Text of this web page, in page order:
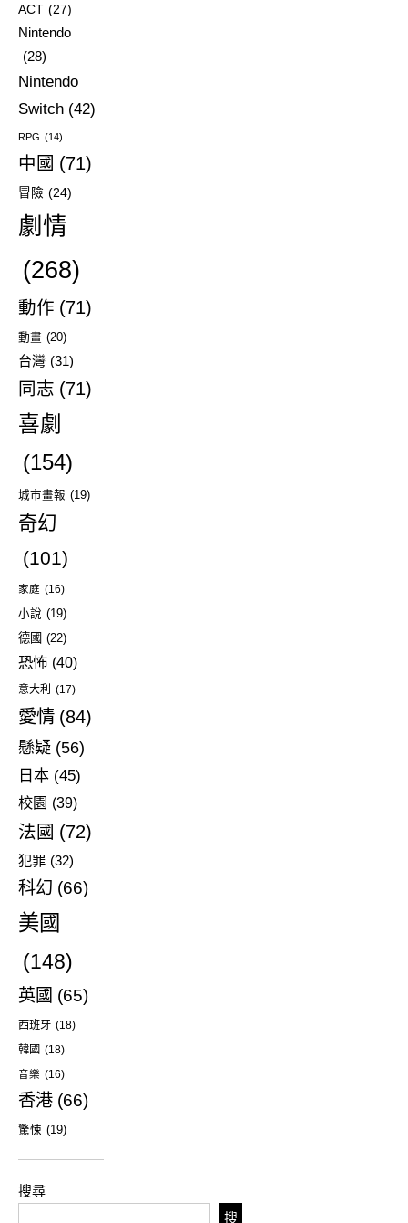
ACT (27)
Nintendo
(28)
Nintendo
Switch (42)
RPG (14)
中國 (71)
冒險 (24)
劇情
(268)
動作 (71)
動畫 (20)
台灣 (31)
同志 (71)
喜劇
(154)
城市畫報 (19)
奇幻
(101)
家庭 (16)
小說 (19)
德國 (22)
恐怖 (40)
意大利 (17)
愛情 (84)
懸疑 (56)
日本 (45)
校園 (39)
法國 (72)
犯罪 (32)
科幻 (66)
美國
(148)
英國 (65)
西班牙 (18)
韓國 (18)
音樂 (16)
香港 (66)
驚悚 (19)
搜尋
搜